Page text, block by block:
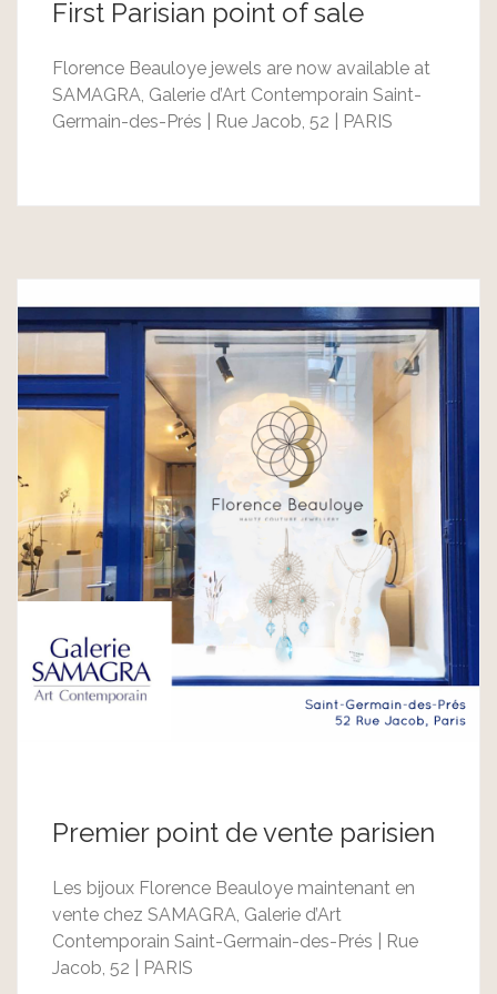
First Parisian point of sale
Florence Beauloye jewels are now available at
SAMAGRA, Galerie d’Art Contemporain Saint-
Germain-des-Prés | Rue Jacob, 52 | PARIS
Premier point de vente parisien
Les bijoux Florence Beauloye maintenant en
vente chez SAMAGRA, Galerie d’Art
Contemporain Saint-Germain-des-Prés | Rue
Jacob, 52 | PARIS